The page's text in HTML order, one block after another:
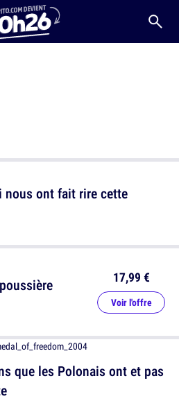
nous ont fait rire cette
17,99 €
Voir l'offre
que les Polonais ont et pas